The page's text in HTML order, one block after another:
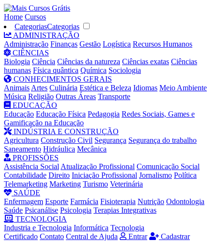
Home Cursos
CategoriasCategorias
ADMINISTRAÇÃO
Administração Finanças Gestão Logística Recursos Humanos
CIÊNCIAS
Biologia Ciência Ciências da natureza Ciências exatas Ciências
humanas Física quântica Química Sociologia
CONHECIMENTOS GERAIS
Animais Artes Culinária Estética e Beleza Idiomas Meio Ambiente
Música Religião Outras Áreas Transporte
EDUCAÇÃO
Educação Educação Física Pedagogia Redes Sociais, Games e
Gamificação na Educação
INDÚSTRIA E CONSTRUÇÃO
Agricultura Construção Civil Segurança Segurança do trabalho
Saneamento Hidráulica Mecânica
PROFISSÕES
Assistência Social Atualização Profissional Comunicação Social
Contabilidade Direito Iniciação Profissional Jornalismo Política
Telemarketing Marketing Turismo Veterinária
SAÚDE
Enfermagem Esporte Farmácia Fisioterapia Nutrição Odontologia
Saúde Psicanálise Psicologia Terapias Integrativas
TECNOLOGIA
Industria e Tecnologia Informática Tecnologia
Certificado Contato Central de Ajuda Entrar Cadastrar